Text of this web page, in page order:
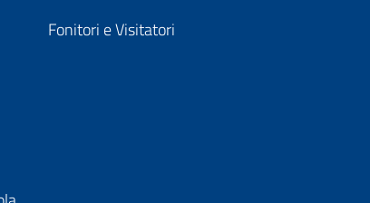
Fonitori e Visitatori